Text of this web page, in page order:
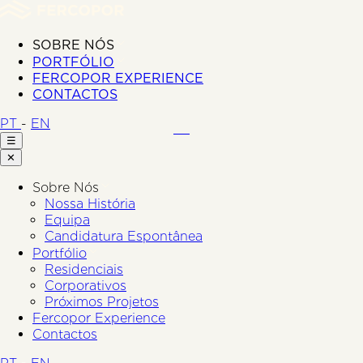
SOBRE NÓS
PORTFÓLIO
FERCOPOR EXPERIENCE
CONTACTOS
PT - EN
☰
✕
Sobre Nós
Nossa História
Equipa
Candidatura Espontânea
Portfólio
Residenciais
Corporativos
Próximos Projetos
Fercopor Experience
Contactos